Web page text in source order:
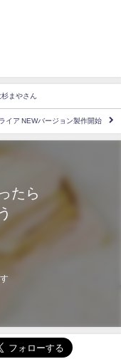
まやさん
イア NEWバージョン製作開始
たら